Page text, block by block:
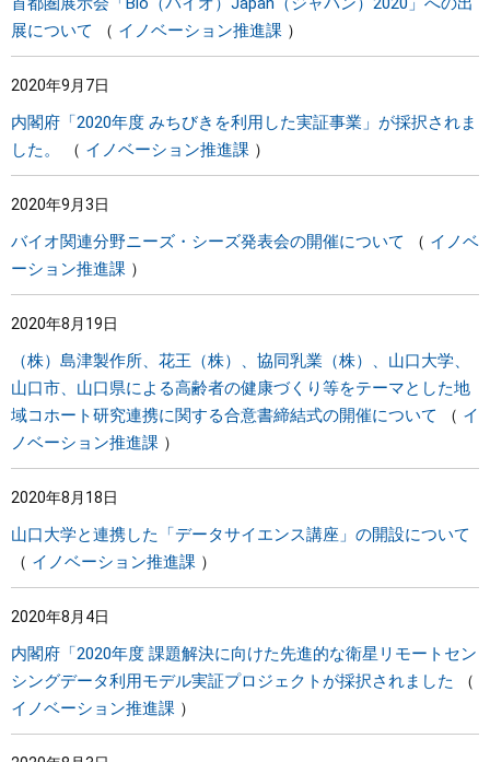
展について
イノベーション推進課
2020年9月7日
内閣府「2020年度 みちびきを利用した実証事業」が採択されま
した。
イノベーション推進課
2020年9月3日
バイオ関連分野ニーズ・シーズ発表会の開催について
イノベ
ーション推進課
2020年8月19日
（株）島津製作所、花王（株）、協同乳業（株）、山口大学、
山口市、山口県による高齢者の健康づくり等をテーマとした地
域コホート研究連携に関する合意書締結式の開催について
イ
ノベーション推進課
2020年8月18日
山口大学と連携した「データサイエンス講座」の開設について
イノベーション推進課
2020年8月4日
内閣府「2020年度 課題解決に向けた先進的な衛星リモートセン
シングデータ利用モデル実証プロジェクトが採択されました
イノベーション推進課